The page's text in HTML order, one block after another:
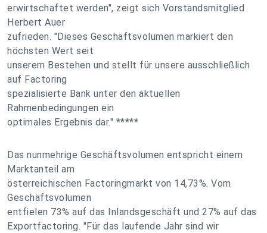
erwirtschaftet werden", zeigt sich Vorstandsmitglied
Herbert Auer
zufrieden. "Dieses Geschäftsvolumen markiert den
höchsten Wert seit
unserem Bestehen und stellt für unsere ausschließlich
auf Factoring
spezialisierte Bank unter den aktuellen
Rahmenbedingungen ein
optimales Ergebnis dar." *****
Das nunmehrige Geschäftsvolumen entspricht einem
Marktanteil am
österreichischen Factoringmarkt von 14,73%. Vom
Geschäftsvolumen
entfielen 73% auf das Inlandsgeschäft und 27% auf das
Exportfactoring. "Für das laufende Jahr sind wir